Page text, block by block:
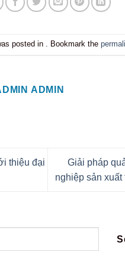
posted in . Bookmark the
ADMIN
thiệu đại
Giải pháp
nghiệp sản xuất